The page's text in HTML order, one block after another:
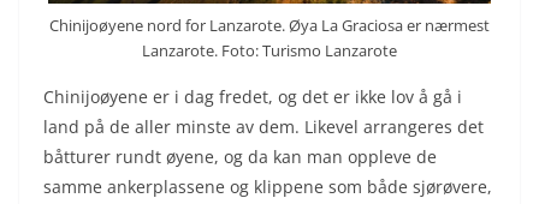
Chinijoøyene nord for Lanzarote. Øya La Graciosa er nærmest
Lanzarote. Foto: Turismo Lanzarote
Chinijoøyene er i dag fredet, og det er ikke lov å gå i
land på de aller minste av dem. Likevel arrangeres det
båtturer rundt øyene, og da kan man oppleve de
samme ankerplassene og klippene som både sjørøvere,